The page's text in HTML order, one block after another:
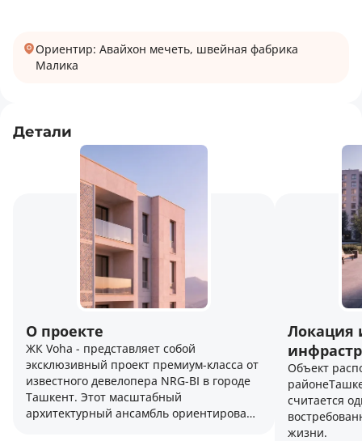
Ориентир: Авайхон мечеть, швейная фабрика
Малика
Детали
О проекте
ЖК Voha - представляет собой
эксклюзивный проект премиум-класса от
известного девелопера NRG-BI в городе
Ташкент. Этот масштабный
архитектурный ансамбль ориентирован
Локация
Объект
считается
жизни.